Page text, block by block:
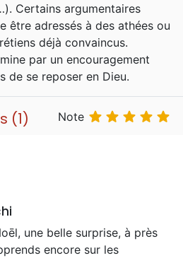
Certains argumentaires
être adressés à des athées ou
déjà convaincus.
par un encouragement
de se reposer en Dieu.
(1) Note     
une belle surprise, à près
encore sur les